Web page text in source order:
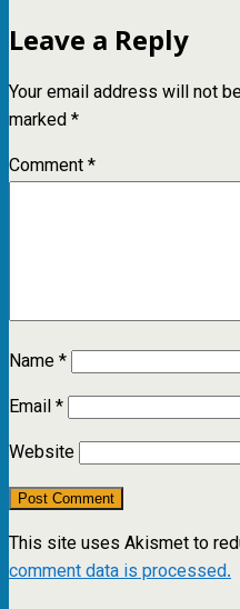
Leave a Reply
Your email address will not
marked*
Comment*
Name*
Email*
Website
This site uses Akismet to
comment data is processed.